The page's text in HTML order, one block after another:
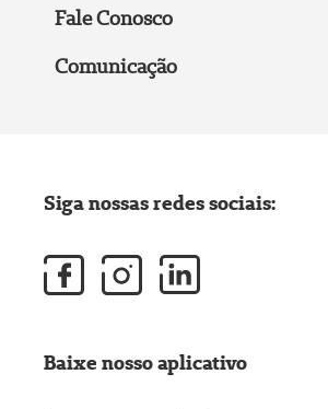
Fale Conosco
Comunicação
Siga nossas redes sociais:
Baixe nosso aplicativo